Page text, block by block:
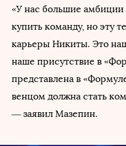
«У нас большие амбиции
купить команду, но эту
карьеры Никиты. Это
наше присутствие в
представлена в
венцом должна стать
— заявил Мазепин.